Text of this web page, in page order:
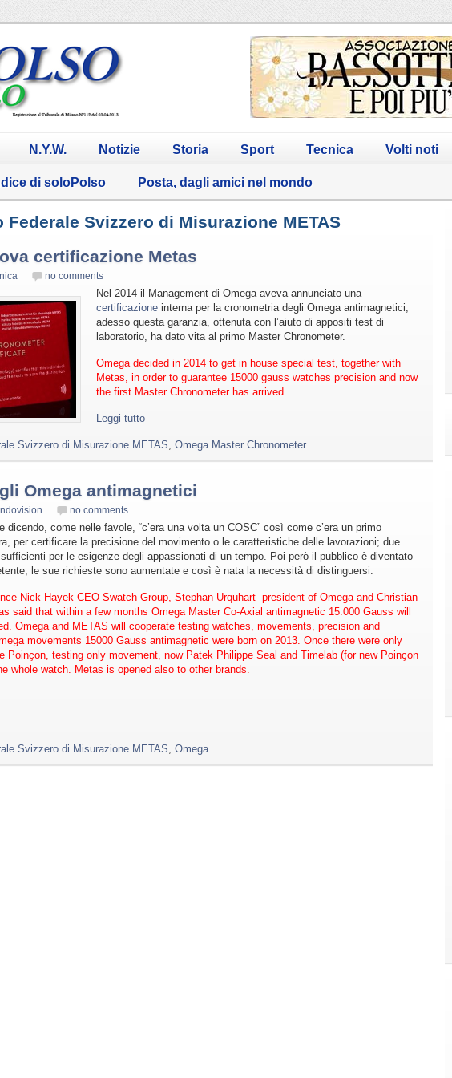
N.Y.W. Notizie Storia Sport Tecnica Volti noti
di soloPolso Posta, dagli amici nel mondo
Federale Svizzero di Misurazione METAS
certificazione Metas
no comments
Nel 2014 il Management di Omega aveva annunciato una
certificazioneinterna per la cronometria degli Omega antimagnetici;
adesso questa garanzia, ottenuta con l’aiuto di appositi test di
laboratorio, ha dato vita al primo Master Chronometer.
Omega decided in 2014 to get in house special test, together with
Metas, in order to guarantee 15000 gauss watches precision and now
the first Master Chronometer has arrived.
Leggi tutto
Svizzero di Misurazione METAS Omega Master Chronometer
Omega antimagnetici
no comments
dicendo, come nelle favole, “c’era una volta un COSC” così come c’era un primo
per certificare la precisione del movimento o le caratteristiche delle lavorazioni; due
per le esigenze degli appassionati di un tempo. Poi però il pubblico è diventato
le sue richieste sono aumentate e così è nata la necessità di distinguersi.
Nick Hayek CEO Swatch Group, Stephan Urquhart president of Omega and Christian
said that within a few months Omega Master Co-Axial antimagnetic 15.000 Gauss will
Omega and METAS will cooperate testing watches, movements, precision and
movements 15000 Gauss antimagnetic were born on 2013. Once there were only
Poinçon, testing only movement, now Patek Philippe Seal and Timelab (for new Poinçon
whole watch. Metas is opened also to other brands.
Svizzero di Misurazione METAS Omega